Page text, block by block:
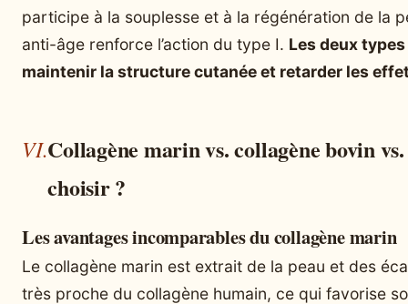
participe à la souplesse et à la régénération de la
anti-âge renforce l’action du type I. Les deux
maintenir la structure cutanée et retarder les
Collagène marin vs. collagène bovin
choisir ?
Les avantages incomparables du collagène marin
Le collagène marin est extrait de la peau et des
très proche du collagène humain, ce qui favorise